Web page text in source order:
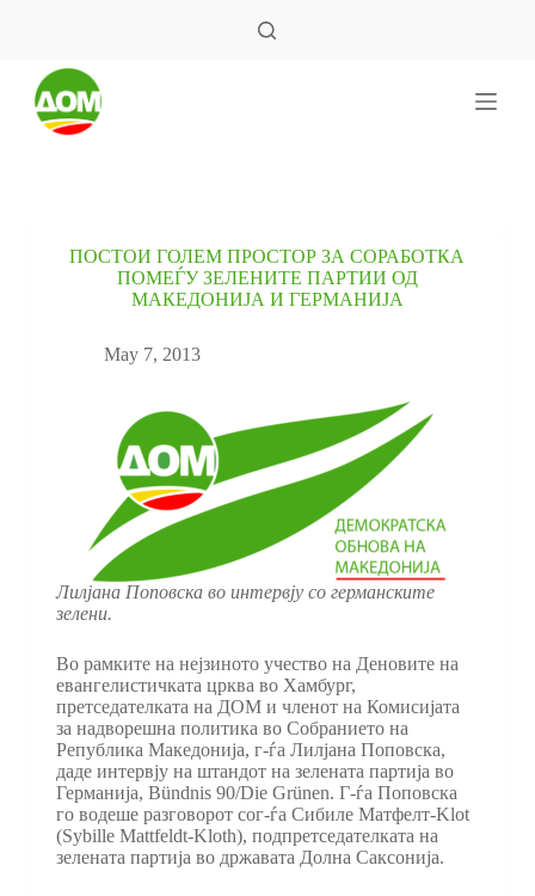
ПОСТОИ ГОЛЕМ ПРОСТОР ЗА СОРАБОТКА
ПОМЕЃУ ЗЕЛЕНИТЕ ПАРТИИ ОД
МАКЕДОНИЈА И ГЕРМАНИЈА
May 7, 2013
Лилјана Поповска во интервју со германските
зелени.
Во рамките на нејзиното учество на Деновите на
евангелистичката црква во Хамбург,
претседателката на ДОМ и членот на Комисијата
за надворешна политика во Собранието на
Република Македонија, г-ѓа Лилјана Поповска,
даде интервју на штандот на зелената партија во
Германија, Bündnis 90/Die Grünen. Г-ѓа Поповска
го водеше разговорот сог-ѓа Сибиле Матфелт-Klot
(Sybille Mattfeldt-Kloth), подпретседателката на
зелената партија во државата Долна Саксонија.